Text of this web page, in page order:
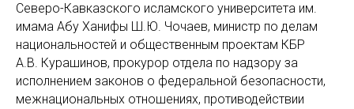
Северо-Кавказского исламского университета им.
имама Абу Ханифы Ш.Ю. Чочаев, министр по делам
национальностей и общественным проектам КБР
А.В. Курашинов, прокурор отдела по надзору за
исполнением законов о федеральной безопасности,
межнациональных отношениях, противодействии